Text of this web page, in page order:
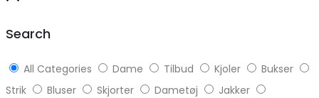
Search
All Categories Dame Tilbud Kjoler
Bukser
Strik
Bluser Skjorter Dametøj
Jakker